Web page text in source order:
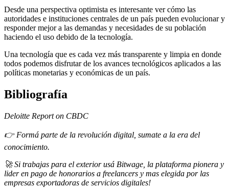
Desde una perspectiva optimista es interesante ver cómo las
autoridades e instituciones centrales de un país pueden evolucionar y
responder mejor a las demandas y necesidades de su población
haciendo el uso debido de la tecnología.
Una tecnología que es cada vez más transparente y limpia en donde
todos podemos disfrutar de los avances tecnológicos aplicados a las
políticas monetarias y económicas de un país.
Bibliografía
Deloitte Report on CBDC
👉 Formá parte de la revolución digital, sumate a la era del
conocimiento.
🚀 Si trabajas para el exterior usá Bitwage, la plataforma pionera y
lider en pago de honorarios a freelancers y mas elegida por las
empresas exportadoras de servicios digitales!